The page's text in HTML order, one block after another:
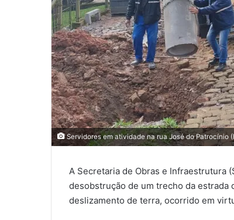
Servidores em atividade na rua José do Patrocínio
A Secretaria de Obras e Infraestrutura
desobstrução de um trecho da estrada
deslizamento de terra, ocorrido em